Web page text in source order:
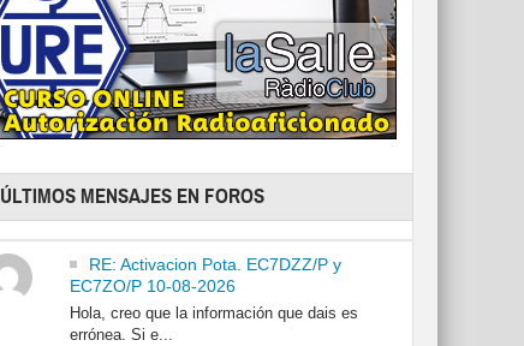
ÚLTIMOS MENSAJES EN FOROS
RE: Activacion Pota. EC7DZZ/P y
EC7ZO/P 10-08-2026
Hola, creo que la información que dais es
errónea. Si e...